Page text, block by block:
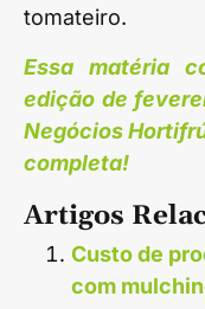
tomateiro.
Essa matéria
edição de
Negócios
completa!
Artigos
Custo de
com